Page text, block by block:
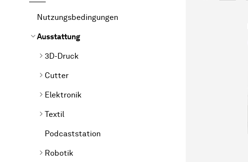
Nutzungsbedingungen
Ausstattung
3D-Druck
Cutter
Elektronik
Textil
Podcaststation
Robotik